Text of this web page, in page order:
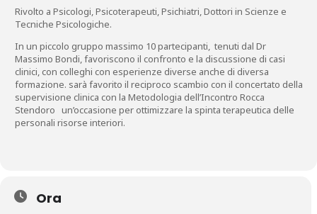
Rivolto a Psicologi, Psicoterapeuti, Psichiatri, Dottori in Scienze e
Tecniche Psicologiche.
In un piccolo gruppo massimo 10 partecipanti, tenuti dal Dr
Massimo Bondi, favoriscono il confronto e la discussione di casi
clinici, con colleghi con esperienze diverse anche di diversa
formazione. sarà favorito il reciproco scambio con il concertato della
supervisione clinica con la Metodologia dell’Incontro Rocca
Stendoro un’occasione per ottimizzare la spinta terapeutica delle
personali risorse interiori.
Ora